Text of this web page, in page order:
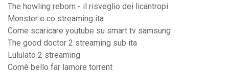
The howling reborn - il risveglio dei licantropi
Monster e co streaming ita
Come scaricare youtube su smart tv samsung
The good doctor 2 streaming sub ita
Lululato 2 streaming
Comè bello far lamore torrent